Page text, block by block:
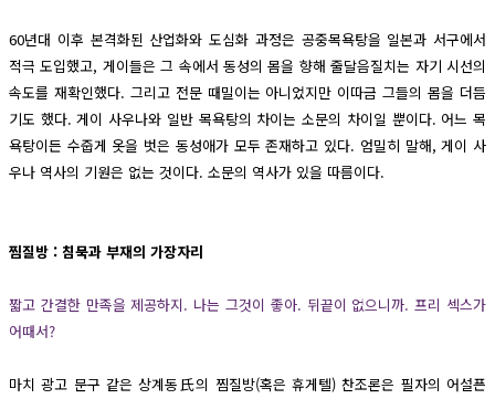
60년대 이후 본격화된 산업화와 도심화 과정은 공중목욕탕을 일본과 서구에서
적극 도입했고, 게이들은 그 속에서 동성의 몸을 향해 줄달음질치는 자기 시선의
속도를 재확인했다. 그리고 전문 때밀이는 아니었지만 이따금 그들의 몸을 더듬
기도 했다. 게이 사우나와 일반 목욕탕의 차이는 소문의 차이일 뿐이다. 어느 목
욕탕이든 수줍게 옷을 벗은 동성애가 모두 존재하고 있다. 엄밀히 말해, 게이 사
우나 역사의 기원은 없는 것이다. 소문의 역사가 있을 따름이다.
찜질방 : 침묵과 부재의 가장자리
짧고 간결한 만족을 제공하지. 나는 그것이 좋아. 뒤끝이 없으니까. 프리 섹스가
어때서?
마치 광고 문구 같은 상계동氏의 찜질방(혹은 휴게텔) 찬조론은 필자의 어설픈